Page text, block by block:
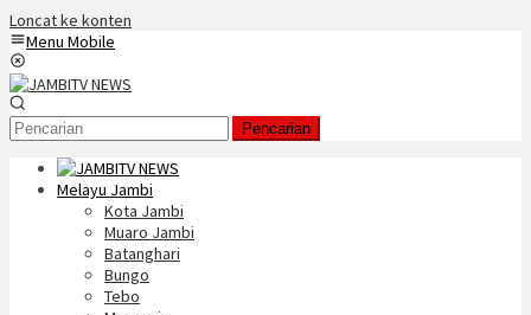
Loncat ke konten
Menu Mobile
Pencarian
Melayu Jambi
Kota Jambi
Muaro Jambi
Batanghari
Bungo
Tebo